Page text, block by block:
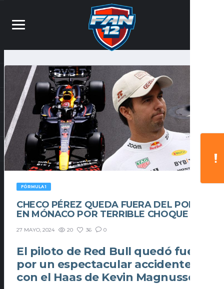
FÓRMULA 1
CHECO PÉREZ QUEDA FUERA DEL PODIO
EN MÓNACO POR TERRIBLE CHOQUE
27 MAYO, 2024 20 36 0
El piloto de Red Bull quedó fuera
por un espectacular accidente
con el Haas de Kevin Magnussen